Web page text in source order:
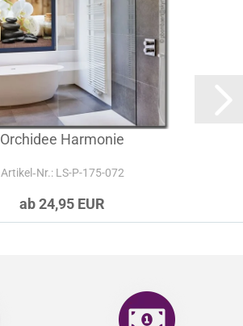
Orchidee Harmonie
Artikel‑Nr.: LS-P-175-072
ab 24,95 EUR